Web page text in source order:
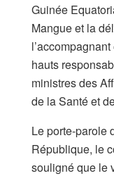
Guinée
Mangue et la
hauts
ministres des
de la Santé et
Le porte-parole
République, le
souligné que le